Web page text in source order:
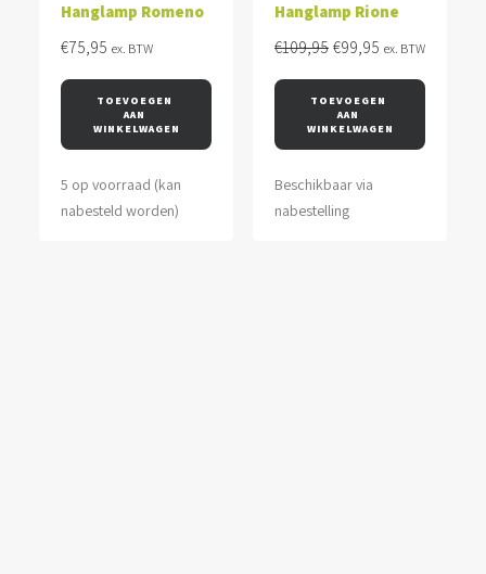
Hanglamp Romeno
€75,95 ex. BTW
TOEVOEGEN
AAN
WINKELWAGEN
5 op voorraad (kan
nabesteld worden)
Hanglamp Rione
€109,95 Oorspronkelijke
was:
€109,95.
€99,95 Huidige
is:
€99,95.
ex. BTW
TOEVOEGEN
AAN
WINKELWAGEN
Beschikbaar via
nabestelling